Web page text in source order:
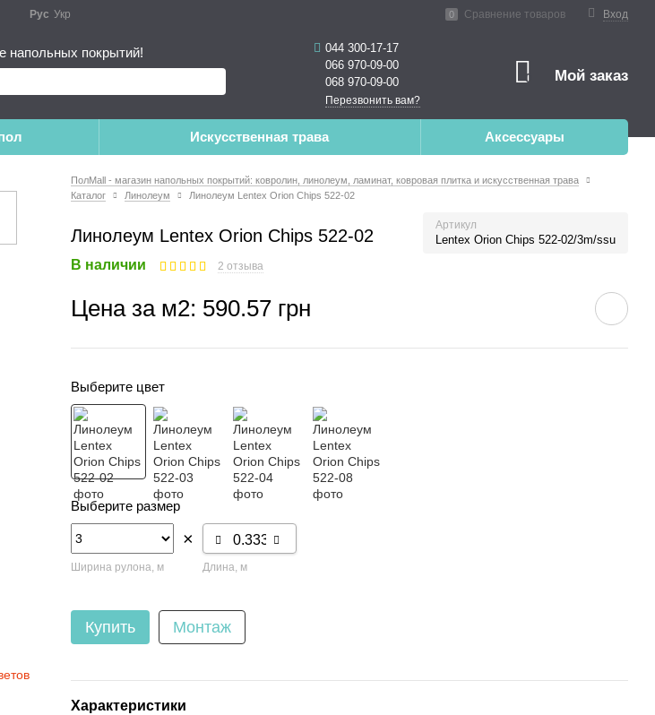
договор Вход
0 Сравнение товаров
Рус Укр
напольных покрытий!
044 300-17-17
066 970-09-00
068 970-09-00
Перезвонить вам?
0 Мой заказ
Искусственная трава Аксессуары
ПолMall - магазин напольных покрытий: ковролин, линолеум, ламинат, ковровая плитка и искусственная трава
Каталог
Линолеум Линолеум Lentex Orion Chips 522-02
Линолеум Lentex Orion Chips 522-02
Артикул
Lentex Orion Chips 522-02/3m/ssu
В наличии 2 отзыва
Цена за м2: 590.57 грн
Выберите цвет
Выберите размер
Ширина рулона, м
×
Длина, м
Купить Монтаж
Характеристики